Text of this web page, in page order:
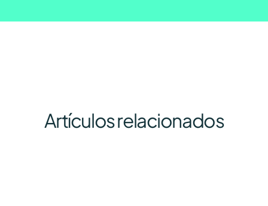
Artículos relacionados